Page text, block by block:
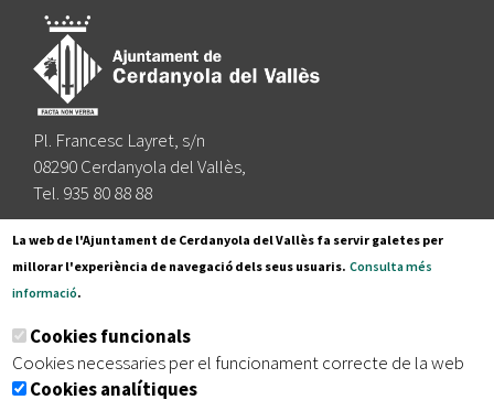
Pl. Francesc Layret, s/n
08290 Cerdanyola del Vallès,
Tel. 935 80 88 88
Segueix-nos a:
Subscriu-te al nostre butlletí
La web de l'Ajuntament de Cerdanyola del Vallès fa servir galetes per
millorar l'experiència de navegació dels seus usuaris. Consulta més
informació.
Cookies funcionals
Cookies necessaries per el funcionament correcte de la web
Cookies analítiques